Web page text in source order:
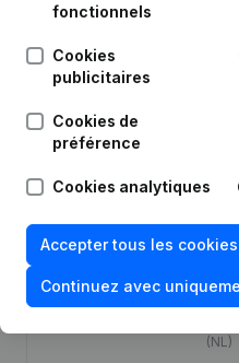
31-07-2026
27-05-2026
01-04-2026
31-01-2025
(NL)
fonctionnels
Cookies
publicitaires
Cookies de
préférence
Cookies analytiques
Accepter tous les cookies
Continuez avec